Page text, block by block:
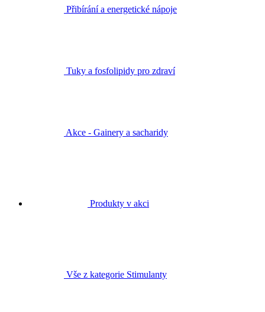
Přibírání a energetické nápoje
Tuky a fosfolipidy pro zdraví
Akce - Gainery a sacharidy
Produkty v akci
Vše z kategorie Stimulanty